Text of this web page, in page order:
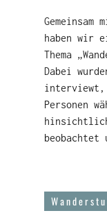
haben wir
Thema
Dabei
interviewt,
Personen
beobachtet